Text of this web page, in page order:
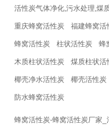
活性炭气体净化,污水处理,煤
重庆蜂窝活性炭 福建蜂窝活
蜂窝活性炭 柱状活性炭 蜂
木质柱状活性炭 煤质柱状活
椰壳净水活性炭 椰壳活性炭
防水蜂窝活性炭
蜂窝活性炭-蜂窝活性炭厂家